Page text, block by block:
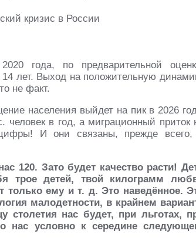
года, по предварительной
лет. Выход на положительную
не факт.
населения выйдет на пик в 2026
человек в год, а миграционный приток
И они связаны, прежде
120. Зато будет качество расти!
детей, твой килограмм
только ему и т. д. Это наведённое.
малодетности, в крайнем
нас будет, при льготах,
нас условно к середине